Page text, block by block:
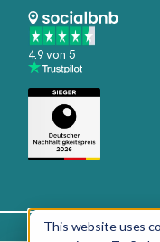
This website uses
4.9 von 5